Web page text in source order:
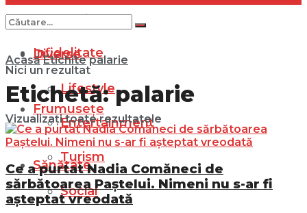
Internațional
Diverse
Lifestyle
Entertainment
Turism
Social
Infidelitate
Frumusețe
Sănătate
Nici un rezultat
Vizualizați toate rezultatele
Acasă Etichite palarie
Etichetă:palarie
Ce a purtat Nadia Comăneci de
sărbătoarea Paștelui. Nimeni nu s-ar fi
așteptat vreodată